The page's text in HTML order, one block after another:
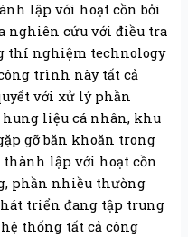
lập với hoạt cồn bởi
nghiên cứu với điều tra
thí nghiệm technology
trình này tất cả
với xử lý phần
liệu cá nhân, khu
gỡ băn khoăn trong
thành lập với hoạt cồn
phần nhiều thường
triển đang tập trung
thống tất cả công